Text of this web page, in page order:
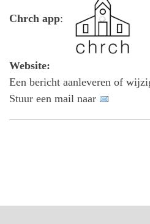
Chrch app:
Website:
Een bericht aanleveren of
Stuur een mail naar